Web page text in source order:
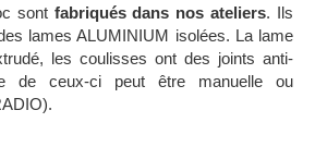
sont fabriqués dans nos ateliers. Ils
lames ALUMINIUM isolées. La lame
les coulisses ont des joints anti-
de ceux-ci peut être manuelle ou